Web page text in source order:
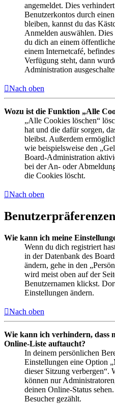
angemeldet. Dies
Benutzerkontos durch
bleiben, kannst du das
Anmelden auswählen.
du dich an einem
einem Internetcafé,
Verfügung steht, dann
Administration
Nach oben
Wozu ist die Funktion „Alle
„Alle Cookies löschen“
hat und die dafür sorgen,
bleibst. Außerdem
wie beispielsweise den
Board-Administration
bei der An- oder
die Cookies löscht.
Nach oben
Wie kann ich meine
Wenn du dich registriert
in der Datenbank des
ändern, gehe in den
wird meist oben auf der
Benutzernamen klickst.
Einstellungen ändern.
Nach oben
Wie kann ich verhindern, dass
Online-Liste auftaucht?
In deinem persönlichen
Einstellungen eine Option
dieser Sitzung verbergen“.
können nur
deinen Online-Status
Besucher gezählt.